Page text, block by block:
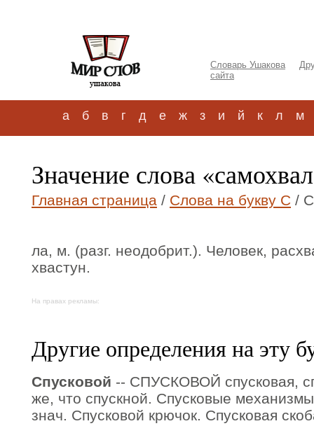
Словарь Ушакова
сайта
а б в г д е ж з и й к л м
Значение слова
Главная страница / Слова на букву С /
ла, м. (разг. неодобрит.). Человек,
хвастун.
На правах рекламы:
Другие определения на эту
Спусковой -- СПУСКОВОЙ спусковая,
же, что спускной. Спусковые
знач. Спусковой крючок. Спусковая